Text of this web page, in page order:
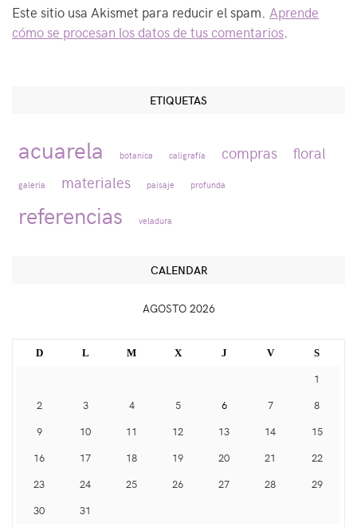
Este sitio usa Akismet para reducir el spam. Aprende
cómo se procesan los datos de tus comentarios
ETIQUETAS
acuarela botanica caligrafía compras floral
galeria materiales paisaje profunda
referencias veladura
CALENDAR
AGOSTO 2026
D L M X J V S
1
2
3 4 5 6 7
8
9
10 11 12 13 14
15
16
17 18 19 20 21
22
23
24 25 26 27 28
29
30
31